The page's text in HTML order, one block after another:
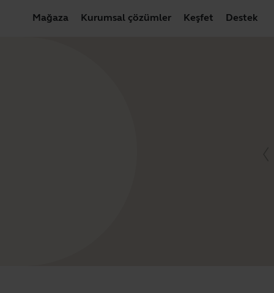
Mağaza Kurumsal çözümler Keşfet Destek